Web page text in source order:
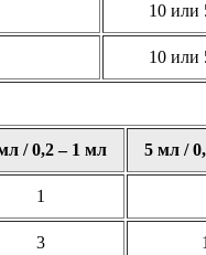
10 или
10 или
/ 0,2 – 1 мл 5 мл /
1
3 1